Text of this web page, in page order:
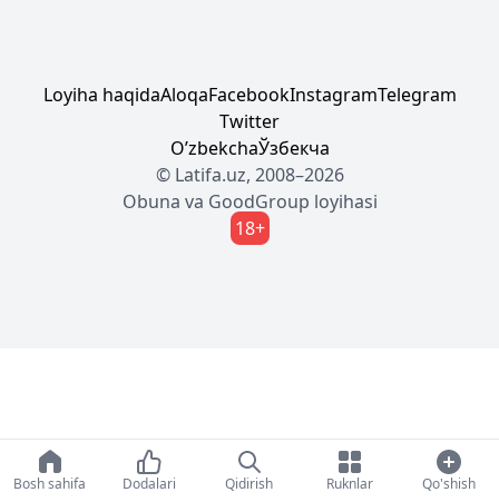
Loyiha haqidaAloqaFacebookInstagramTelegram
Twitter
OʼzbekchaЎзбекча
© Latifa.uz, 2008–2026
Obuna va GoodGroup loyihasi
18+
Bosh sahifa Dodalari Qidirish Ruknlar Qo'shish